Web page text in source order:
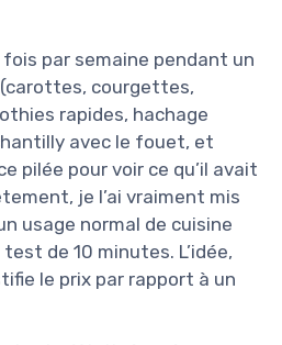
par semaine pendant un
courgettes,
rapides, hachage
avec le fouet, et
pilée pour voir ce qu’il avait
je l’ai vraiment mis
usage normal de cuisine
de 10 minutes. L’idée,
le prix par rapport à un